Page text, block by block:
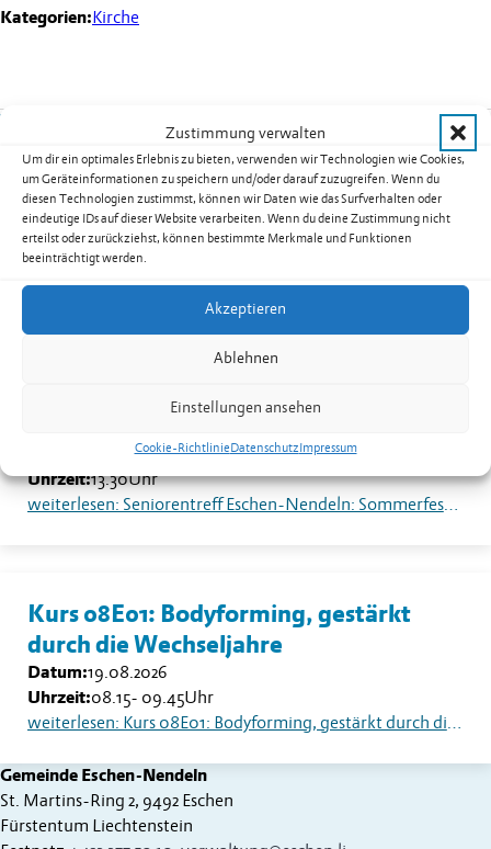
Zustimmung verwalten
Um dir ein optimales Erlebnis zu bieten, verwenden wir Technologien wie Cookies,
um Geräteinformationen zu speichern und/oder darauf zuzugreifen. Wenn du
diesen Technologien zustimmst, können wir Daten wie das Surfverhalten oder
eindeutige IDs auf dieser Website verarbeiten. Wenn du deine Zustimmung nicht
erteilst oder zurückziehst, können bestimmte Merkmale und Funktionen
beeinträchtigt werden.
Akzeptieren
Ablehnen
Einstellungen ansehen
Cookie-RichtlinieDatenschutzImpressum
Kategorien:Kirche
Weitere Termine
Kurs 08B02: Yoga für Männer in
Nendeln
Datum:17.08.2026
Uhrzeit:19.30-20.30
weiterlesen: Kurs 08B02: Yoga für Männer in Nendeln
Seniorentreff Eschen-Nendeln:
Sommerfest auf dem Dorfplatz
18.08.2026
Uhrzeit:13.30Uhr
weiterlesen: Seniorentreff Eschen-Nendeln: Sommerfest auf dem Dorfplatz
Kurs 08E01: Bodyforming, gestärkt
durch die Wechseljahre
Datum:19.08.2026
Uhrzeit:08.15- 09.45Uhr
weiterlesen: Kurs 08E01: Bodyforming, gestärkt durch die Wechseljahre
Gemeinde Eschen-Nendeln
St. Martins-Ring 2, 9492 Eschen
Fürstentum Liechtenstein